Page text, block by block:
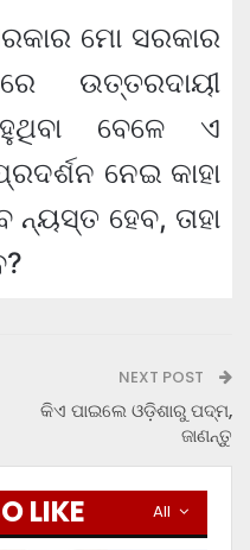
ମୋ ସରକାର
ଉତ୍ତରଦାୟୀ
ବେଳେ ଏ
ନେଇ କାହା
ହେବ, ତାହା
NEXT POST
କିଏ ପାଇଲେ ଓଡ଼ିଶାରୁ ପଦ୍ମ,
ଜାଣନ୍ତୁ
All
LIKE